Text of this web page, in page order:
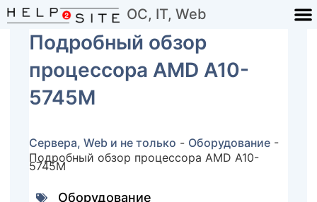
ОС, IT, Web
Подробный обзор
процессора AMD A10-
5745M
Сервера, Web и не только - Оборудование-
Подробный обзор процессора AMD A10-
5745M
Оборудование